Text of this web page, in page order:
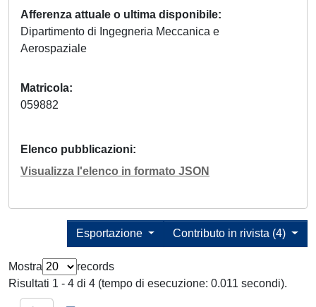
Afferenza attuale o ultima disponibile
Dipartimento di Ingegneria Meccanica e
Aerospaziale
Matricola
059882
Elenco pubblicazioni
Visualizza l'elenco in formato JSON
Contributo in rivista (4)
Esportazione
Mostra
records
Risultati 1 - 4 di 4 (tempo di esecuzione: 0.011 secondi).